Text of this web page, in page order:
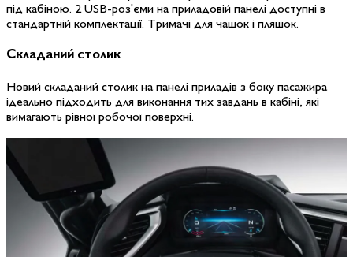
під кабіною. 2 USB-роз'єми на приладовій панелі доступні в
стандартній комплектації. Тримачі для чашок і пляшок.
Складаний столик
Новий складаний столик на панелі приладів з боку пасажира
ідеально підходить для виконання тих завдань в кабіні, які
вимагають рівної робочої поверхні.